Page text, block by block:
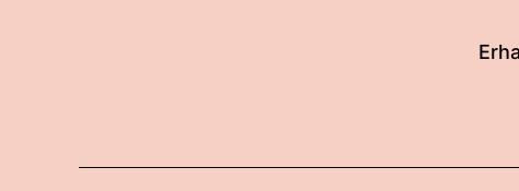
00:01:41: oder so würde ich
00:01:49: Ey, die erste